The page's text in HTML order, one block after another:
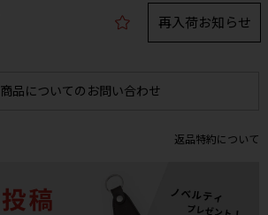
再入荷お知らせ
商品についてのお問い合わせ
返品特約について